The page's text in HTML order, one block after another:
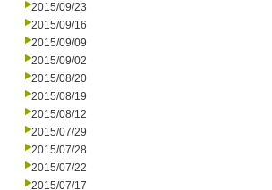
2015/09/23
2015/09/16
2015/09/09
2015/09/02
2015/08/20
2015/08/19
2015/08/12
2015/07/29
2015/07/28
2015/07/22
2015/07/17